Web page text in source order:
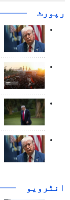
رپورٹ
انٹرويو